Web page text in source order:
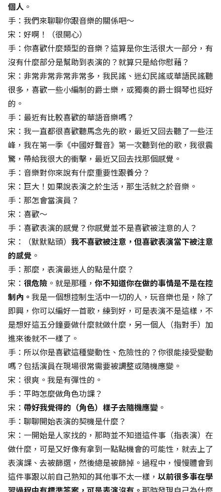
個人 。
手：我們來聊聊你跟音樂的關係吧～
宋：好啊！（很開心）
手：你喜歡什麼類型的音樂？這算是你生活很大一部分，有
沒有什麼部分是幫助到表演的？就算只是給你慰藉？
宋：非常非常非常非常多，我民謠、迷幻民謠或華語民謠聽
很多，喜歡一些小編制的爵士樂，或獨奏的爵士鋼琴也挺好
的。
手：最近有比較喜歡的華語音樂嗎？
宋：我一直都很喜歡聽馬念先的歌，最近又回去聽了一些汪
峰，我在第一季《中國好聲音》第一次聽到他的歌，我很震
驚，帶給我很大的衝擊，最近又回去找那個感覺。
手：音樂對你來說有什麼重要性跟養分？
宋：巨大！如果說表演之於生活，那生活就之於音樂。
手：那怎會當演員？
宋：喜歡～
手：喜歡表演的感覺？你感覺並不是喜歡被注意的人？
宋：（默默點頭） 我不喜歡被注意，但喜歡表演當下被注意
的感覺 。
手：那麼，表演最迷人的點是什麼？
宋： 很危險 。就是那種， 你不知道你在做的事情是不是在控
制內。 我是一個想控制生活中一切的人，玩音樂也是，除了
即興，你可以編好一首歌，練到好，可是表演不是這樣，不
是想好這五分鐘要做什麼就做什麼，另一個人（指對手）加
進來後就不一樣了。
手：所以你是喜歡這種變動性、危險性的？你很能接受變動
嗎？包括演員在現場很常需要被調整或隨機應變。
宋：很爽。我是有彈性的。
手：平時怎麼做角色功課？
宋： 帶好我覺得的（角色）樣子去隨機應變 。
手：聊聊開始表演的契機是什麼？
宋：一開始是人家找的，那時並不知道這件事（指表演）在
做什麼，可是又好像有拿到一點點機會的可能性，就去上了
表演課、去被篩選，然後總是被篩掉。過程中，慢慢體會到
這件事跟以前自己熟知的其他事不太一樣， 以前很多事在學